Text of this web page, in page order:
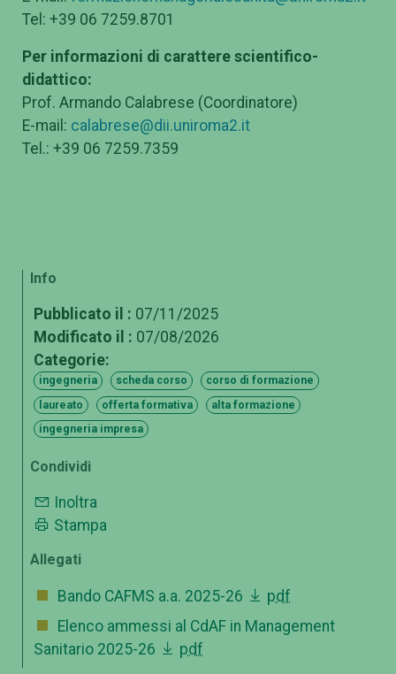
Tel: +39 06 7259.8701
Per informazioni di carattere scientifico-
didattico:
Prof. Armando Calabrese (Coordinatore)
E-mail: calabrese@dii.uniroma2.it
Tel.: +39 06 7259.7359
Info
Pubblicato il : 07/11/2025
Modificato il : 07/08/2026
Categorie:
ingegneria scheda corso
corso di formazione
laureato
offerta formativa
alta formazione
ingegneria impresa
Condividi
Inoltra
Stampa
Allegati
Bando CAFMS a.a. 2025-26
pdf
Elenco ammessi al CdAF in Management
Sanitario 2025-26
pdf